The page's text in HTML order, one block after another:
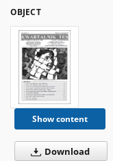
OBJECT
Show content
Download